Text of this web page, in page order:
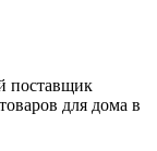
поставщик
для дома в